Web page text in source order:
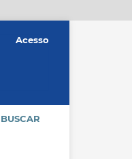
BUSCAR
Acesso